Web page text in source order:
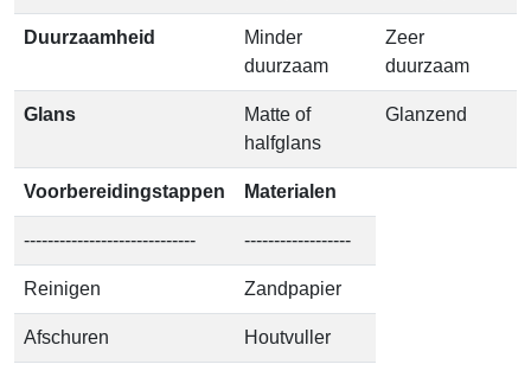
Duurzaamheid
Minder
duurzaam
Zeer
duurzaam
Glans
Matte of
halfglans
Glanzend
Voorbereidingstappen Materialen
----------------------------- ------------------
Reinigen Zandpapier
Afschuren Houtvuller